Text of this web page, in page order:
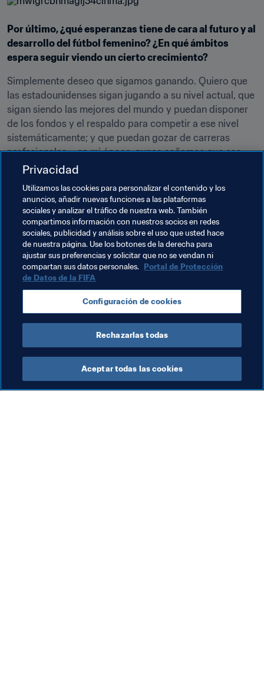
Por último, ¿qué esperanzas tiene de cara al futuro y al
desarrollo del fútbol femenino? ¿En qué ámbitos
espera seguir viendo un cierto crecimiento?
Simplemente deseo que sigamos ganando. Quiero que
las estadounidenses sigan jugando a su nivel actual, que
sigan siendo las mejores del mundo y puedan disponer
de los fondos y el respaldo para competir a ese nivel
sistemáticamente; y que puedan gozar de carreras
profesionales —en mi época, nunca soñamos que eso
ocurriría—. Quiero que las chicas persigan sus sueños;
sientan que son aceptadas y que son deportistas (no
mujeres deportistas); y que puedan competir y jugar al
nivel que elijan.
Temas relacionados
Competiciones
Copa Mundial Femenina de la FIFA 1991 USA
Privacidad
Utilizamos las cookies para personalizar el contenido y los
anuncios, añadir nuevas funciones a las plataformas
sociales y analizar el tráfico de nuestra web. También
compartimos información con nuestros socios en redes
sociales, publicidad y análisis sobre el uso que usted hace
de nuestra página. Use los botones de la derecha para
ajustar sus preferencias y solicitar que no se vendan ni
compartan sus datos personales. Portal de Protección
de Datos de la FIFA
Configuración de cookies
Rechazarlas todas
Aceptar todas las cookies